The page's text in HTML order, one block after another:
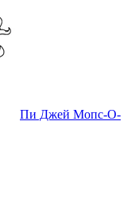
Пи Джей Мопс-О-